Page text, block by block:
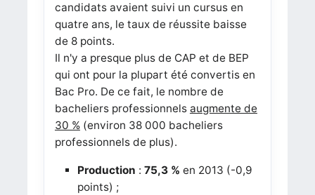
candidats avaient suivi un cursus en
quatre ans, le taux de réussite baisse
de 8 points.
Il n'y a presque plus de CAP et de BEP
qui ont pour la plupart été convertis en
Bac Pro. De ce fait, le nombre de
bacheliers professionnels augmente de
30 %(environ 38 000 bacheliers
professionnels de plus).
Production : 75,3 % en 2013 (-0,9
points) ;